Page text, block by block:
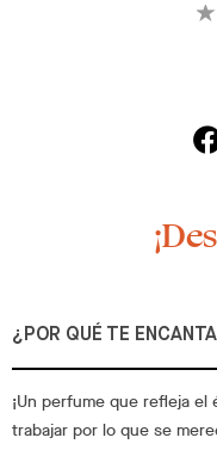
¿POR QUÉ TE
¡Un perfume que refleja
trabajar por lo que se